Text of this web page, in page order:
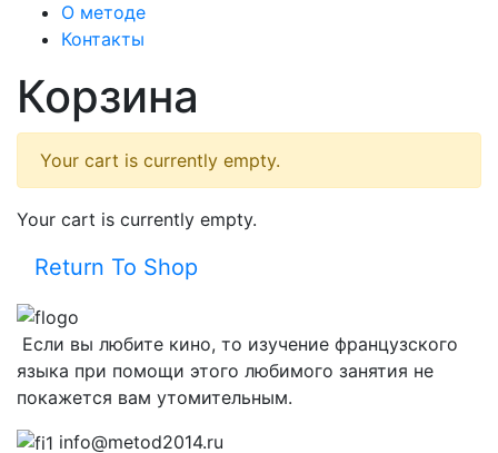
О методе
Контакты
Корзина
Your cart is currently empty.
Your cart is currently empty.
Return To Shop
Если вы любите кино, то изучение французского
языка при помощи этого любимого занятия не
покажется вам утомительным.
info@metod2014.ru